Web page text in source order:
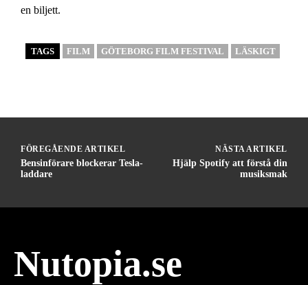
en biljett.
TAGS FILM GÖTEBORG FILM FESTIVAL LÄSKIGT
FÖREGÅENDE ARTIKEL
Bensinförare blockerar Tesla-
laddare
NÄSTA ARTIKEL
Hjälp Spotify att förstå din
musiksmak
Nutopia.se